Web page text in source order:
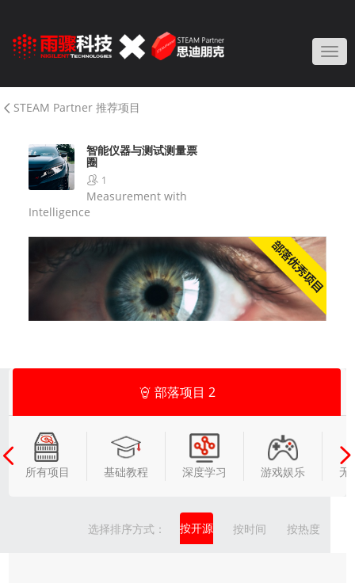
STEAM Partner 推荐项目
智能仪器与测试测量票
圈
1
Measurement with
Intelligence
部落项目 2
所有项目 基础教程 深度学习 游戏娱乐 无
按热度
按时间
按开源
选择排序方式：